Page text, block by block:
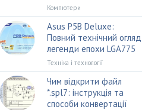
Компютери
Asus P5B Deluxe:
Повний технічний огляд
легенди епохи LGA775
Техніка і технології
Чим відкрити файл
*.spl7: інструкція та
способи конвертації